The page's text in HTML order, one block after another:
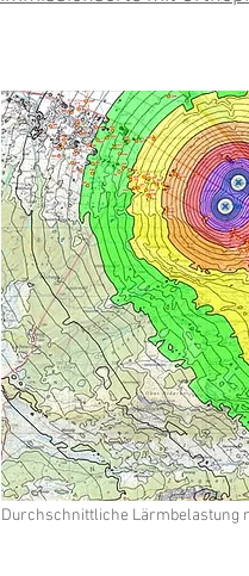
Durchschnittliche Lärmbelastung